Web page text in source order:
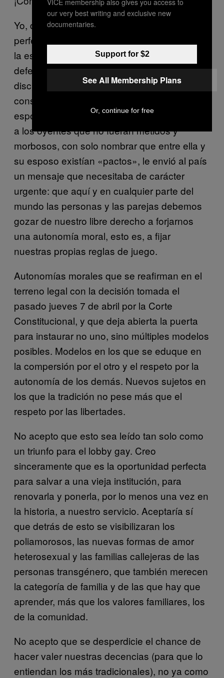
Yo, desde mi experiencia, comprendí
perfectamente lo que doña Marcela Pineda,
la esposa del exviceministro, intentaba
defender. Sin ser una abanderada del
discurso del poliamor o las relaciones
consensuadas y aun pareciendo una típica
esposa tradicional, sin pedirle a los medios y
a los oyentes que no fueran metidos y
morbosos, con solo nombrar que entre ella y
su esposo existían «pactos», le envió al país
un mensaje que necesitaba de carácter
urgente: que aquí y en cualquier parte del
mundo las personas y las parejas debemos
gozar de nuestro libre derecho a forjarnos
una autonomía moral, esto es, a fijar
nuestras propias reglas de juego.
Autonomías morales que se reafirman en el
terreno legal con la decisión tomada el
pasado jueves 7 de abril por la Corte
Constitucional, y que deja abierta la puerta
para instaurar no uno, sino múltiples modelos
posibles. Modelos en los que se eduque en
la compersión por el otro y el respeto por la
autonomía de los demás. Nuevos sujetos en
los que la tradición no pese más que el
respeto por las libertades.
No acepto que esto sea leído tan solo como
un triunfo para el lobby gay. Creo
sinceramente que es la oportunidad perfecta
para salvar a una vieja institución, para
renovarla y ponerla, por lo menos una vez en
la historia, a nuestro servicio. Aceptaría sí
que detrás de esto se visibilizaran los
poliamorosos, las nuevas formas de amor
heterosexual y las familias callejeras de las
personas transgénero, que también merecen
la categoría de familia y de las que hay que
aprender, más que los valores familiares, los
de la comunidad.
No acepto que se desperdicie el chance de
hacer valer nuestras decencias (para que lo
entiendan los más tradicionales), no ya como
our very best writing and exclusive new
documentaries.
Support for $2
See All Membership Plans
Or, continue for free